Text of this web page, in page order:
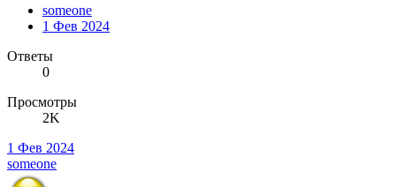
someone
1 Фев 2024
Ответы
0
Просмотры
2K
1 Фев 2024
someone